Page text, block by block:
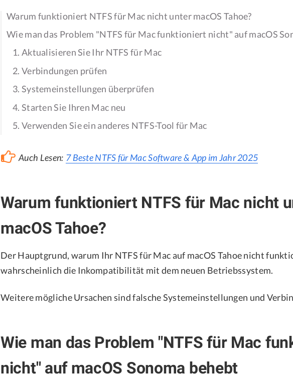
Warum funktioniert NTFS für Mac nicht unter macOS Tahoe?
Wie man das Problem "NTFS für Mac funktioniert nicht" auf macOS
1. Aktualisieren Sie Ihr NTFS für Mac
2. Verbindungen prüfen
3. Systemeinstellungen überprüfen
4. Starten Sie Ihren Mac neu
5. Verwenden Sie ein anderes NTFS-Tool für Mac
Auch Lesen: 7 Beste NTFS für Mac Software & App im Jahr 2025
Warum funktioniert NTFS für Mac nicht
macOS Tahoe?
Der Hauptgrund, warum Ihr NTFS für Mac auf macOS Tahoe nicht
wahrscheinlich die Inkompatibilität mit dem neuen Betriebssystem.
Weitere mögliche Ursachen sind falsche Systemeinstellungen und
Wie man das Problem "NTFS für Mac
nicht" auf macOS Sonoma behebt